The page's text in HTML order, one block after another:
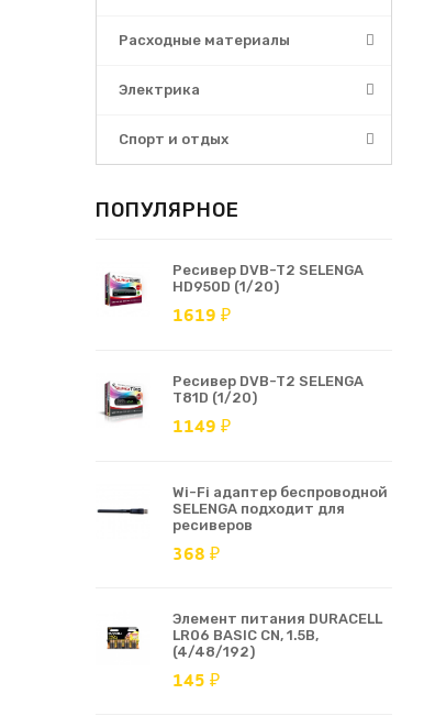
Расходные материалы
Электрика
Спорт и отдых
ПОПУЛЯРНОЕ
Ресивер DVB-T2 SELENGA
HD950D (1/20)
1619 ₽
Ресивер DVB-T2 SELENGA
T81D (1/20)
1149 ₽
Wi-Fi адаптер беспроводной
SELENGA подходит для
ресиверов
368 ₽
Элемент питания DURACELL
LR06 BASIC CN, 1.5В,
(4/48/192)
145 ₽